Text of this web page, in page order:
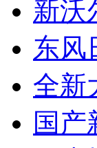
新沃
东风
全新
国产